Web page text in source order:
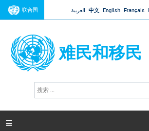
Jump to navigation
联合国 العربية 中文 English Français
难民和移民
搜
索
